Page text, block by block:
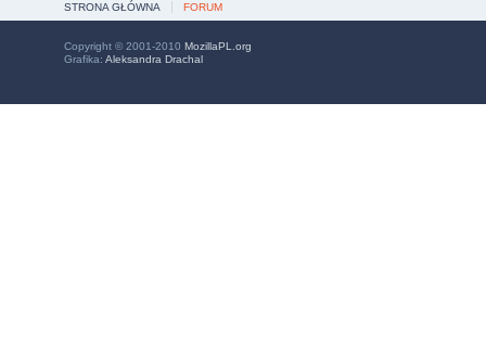
STRONA GŁÓWNA FORUM
Copyright © 2001-2010 MozillaPL.org
Grafika: Aleksandra Drachal